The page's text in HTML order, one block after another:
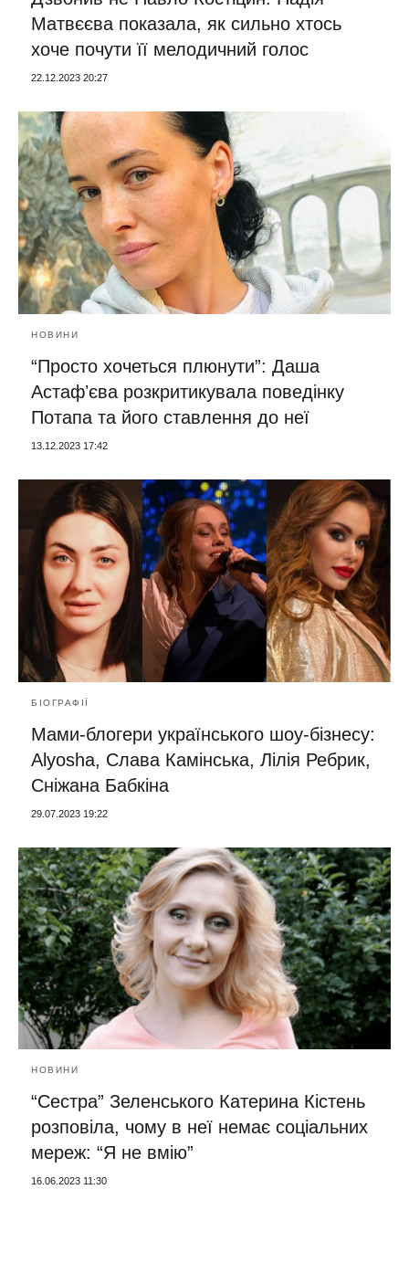
Матвєєва показала, як сильно хтось
хоче почути її мелодичний голос
22.12.2023 20:27
НОВИНИ
“Просто хочеться плюнути”: Даша
Астафʼєва розкритикувала поведінку
Потапа та його ставлення до неї
13.12.2023 17:42
БІОГРАФІЇ
Мами-блогери українського шоу-бізнесу:
Alyosha, Слава Камінська, Лілія Ребрик,
Сніжана Бабкіна
29.07.2023 19:22
НОВИНИ
“Сестра” Зеленського Катерина Кістень
розповіла, чому в неї немає соціальних
мереж: “Я не вмію”
16.06.2023 11:30